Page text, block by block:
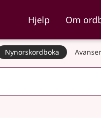
Hjelp Om
Nynorskordboka